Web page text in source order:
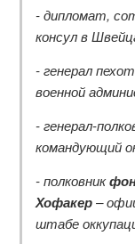
- дипломат,
консул в
- генерал
военной
- генерал-
командующий
- полковник
Хофакер–
штабе